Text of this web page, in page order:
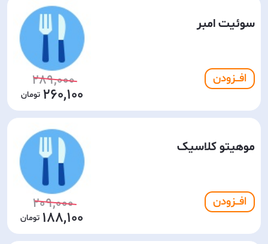
سوئیت امبر
افـــزودن 289,000
260,100
موهیتو کلاسیک
افـــزودن 209,000
188,100